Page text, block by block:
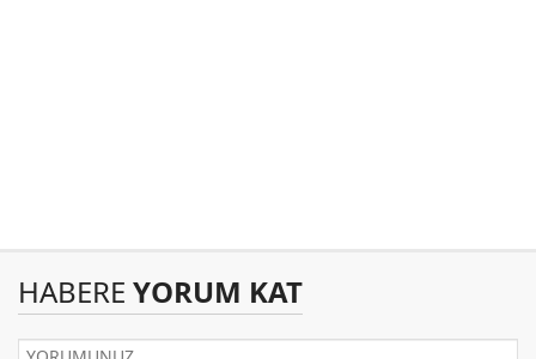
HABERE YORUM KAT